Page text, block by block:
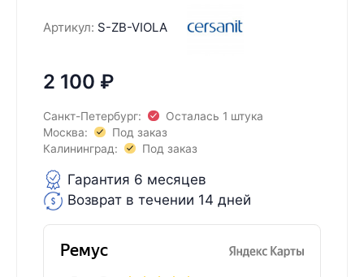
Артикул: S-ZB-VIOLA
2 100 ₽
Санкт-Петербург:
Осталась 1 штука
Москва:
Под заказ
Калининград:
Под заказ
Гарантия 6 месяцев
Возврат в течении 14 дней